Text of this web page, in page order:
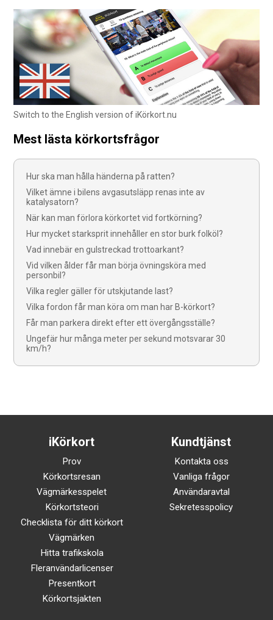
Switch to the English version of iKörkort.nu
Mest lästa körkortsfrågor
Hur ska man hålla händerna på ratten?
Vilket ämne i bilens avgasutsläpp renas inte av
katalysatorn?
När kan man förlora körkortet vid fortkörning?
Hur mycket starksprit innehåller en stor burk folköl?
Vad innebär en gulstreckad trottoarkant?
Vid vilken ålder får man börja övningsköra med
personbil?
Vilka regler gäller för utskjutande last?
Vilka fordon får man köra om man har B-körkort?
Får man parkera direkt efter ett övergångsställe?
Ungefär hur många meter per sekund motsvarar 30
km/h?
iKörkort
Prov
Körkortsresan
Vägmärkesspelet
Körkortsteori
Checklista för ditt körkort
Vägmärken
Hitta trafikskola
Fleranvändarlicenser
Presentkort
Körkortsjakten
Kundtjänst
Kontakta oss
Vanliga frågor
Användaravtal
Sekretesspolicy